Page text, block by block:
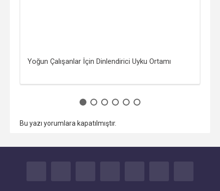
Yoğun Çalışanlar İçin Dinlendirici Uyku Ortamı
Bu yazı yorumlara kapatılmıştır.